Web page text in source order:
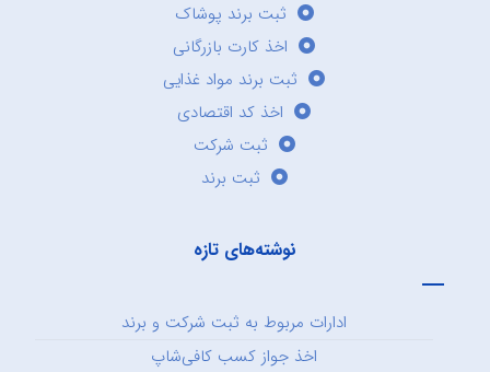
ثبت برند پوشاک
اخذ کارت بازرگانی
ثبت برند مواد غذایی
اخذ کد اقتصادی
ثبت شرکت
ثبت برند
نوشته‌های تازه
ادارات مربوط به ثبت شرکت و برند
اخذ جواز کسب کافی‌شاپ